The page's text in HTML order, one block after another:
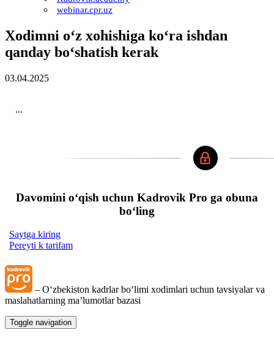
webinar.cpr.uz
Xodimni oʻz хohishiga koʻra ishdan
qanday boʻshatish kerak
03.04.2025
...
Davomini oʻqish uchun Kadrovik Pro ga obuna
boʻling
Saytga kiring
Pereyti k tarifam
– Oʻzbekiston kadrlar boʻlimi хodimlari uchun tavsiyalar va
maslahatlarning ma’lumotlar bazasi
Toggle navigation